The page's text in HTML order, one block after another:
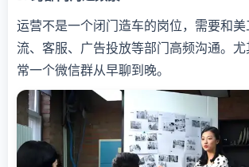
运营不是一个闭门造车的岗位，需要和
流、客服、广告投放等部门高频沟通。
常一个微信群从早聊到晚。